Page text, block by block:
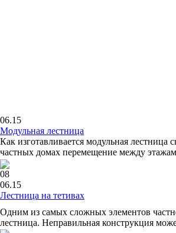
06.15
Модульная лестница
Как изготавливается модульная лестница
частных домах перемещение между
08
06.15
Лестница на тетивах
Одним из самых сложных элементов
лестница. Неправильная конструкция